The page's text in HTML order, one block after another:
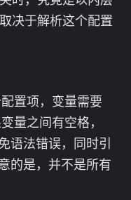
决于解析这个配置
置项，变量需要
量之间有空格，
语法错误，同时引
的是，并不是所有